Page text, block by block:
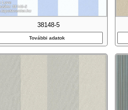
38148-5
További adatok